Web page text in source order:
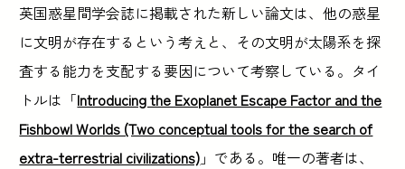
英国惑星間学会誌に掲載された新しい論文は、他の惑星
に文明が存在するという考えと、その文明が太陽系を探
査する能力を支配する要因について考察している。タイ
トルは「Introducing the Exoplanet Escape Factor and the
Fishbowl Worlds (Two conceptual tools for the search of
extra-terrestrial civilizations) 」である。唯一の著者は、